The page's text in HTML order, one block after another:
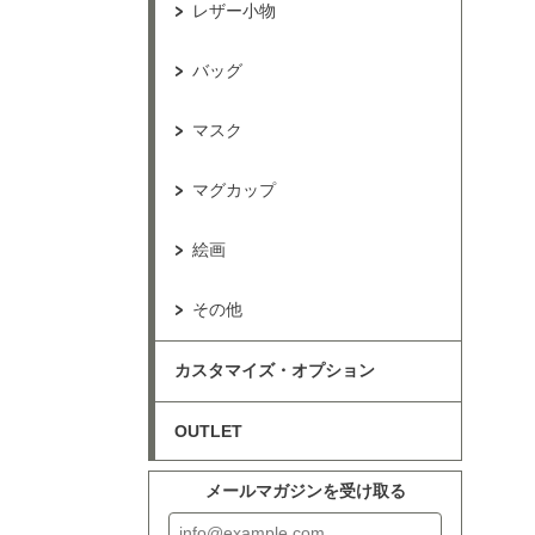
レザー小物
バッグ
マスク
マグカップ
絵画
その他
カスタマイズ・オプション
OUTLET
メールマガジンを受け取る